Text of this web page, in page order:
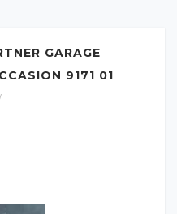
GARAGE
9171 01